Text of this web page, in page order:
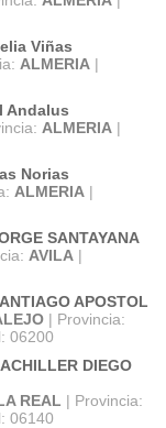
Viñas
ALMERIA |
Andalus
ALMERIA |
Norias
ALMERIA |
SANTAYANA
AVILA |
APOSTOL
| Provincia:
06200
DIEGO
REAL | Provincia:
06140